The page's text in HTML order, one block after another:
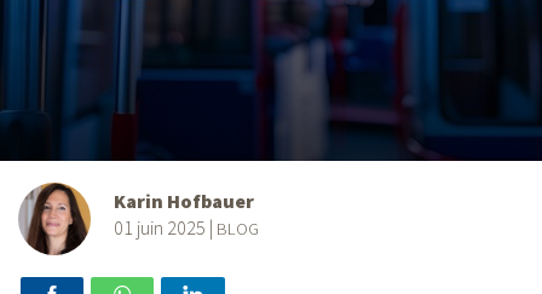
Karin Hofbauer
01 juin 2025 | BLOG